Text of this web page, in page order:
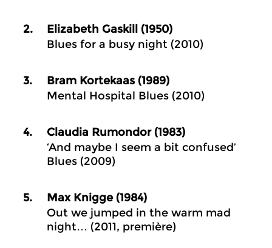
2.
Elizabeth Gaskill (1950)
Blues for a busy night (2010)
3.
Bram Kortekaas (1989)
Mental Hospital Blues (2010)
4.
Claudia Rumondor (1983)
‘And maybe I seem a bit confused’
Blues (2009)
5.
Max Knigge (1984)
Out we jumped in the warm mad
night… (2011, première)